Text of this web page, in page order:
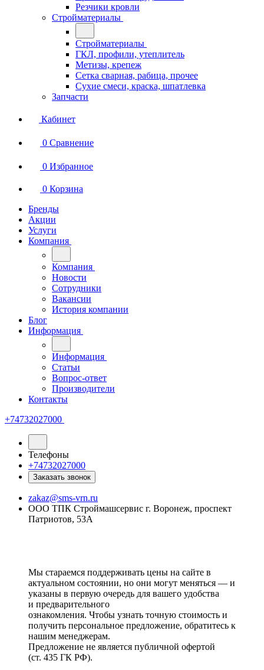
Резчики кровли
Стройматериалы
Стройматериалы
ГКЛ, профили, утеплитель
Метизы, крепеж
Сетка сварная, рабица, прочее
Сухие смеси, краска, шпатлевка
Запчасти
Кабинет
0 Сравнение
0 Избранное
0 Корзина
Бренды
Акции
Услуги
Компания
Компания
Новости
Сотрудники
Вакансии
История компании
Блог
Информация
Информация
Статьи
Вопрос-ответ
Производители
Контакты
+74732027000
Телефоны
+74732027000
Заказать звонок
zakaz@sms-vrn.ru
ООО ТПК Строймашсервис г. Воронеж, проспект
Патриотов, 53А
Мы стараемся поддерживать цены на сайте в
актуальном состоянии, но они могут меняться — и
указаны в первую очередь для вашего удобства
и предварительного
ознакомления. Чтобы узнать точную стоимость и
получить персональное предложение, обратитесь к
нашим менеджерам.
Предложение не является публичной офертой
(ст. 435 ГК РФ).